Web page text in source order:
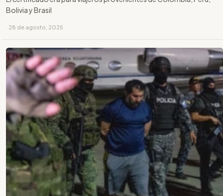
Bolivia y Brasil
· 28 de agosto, 2025